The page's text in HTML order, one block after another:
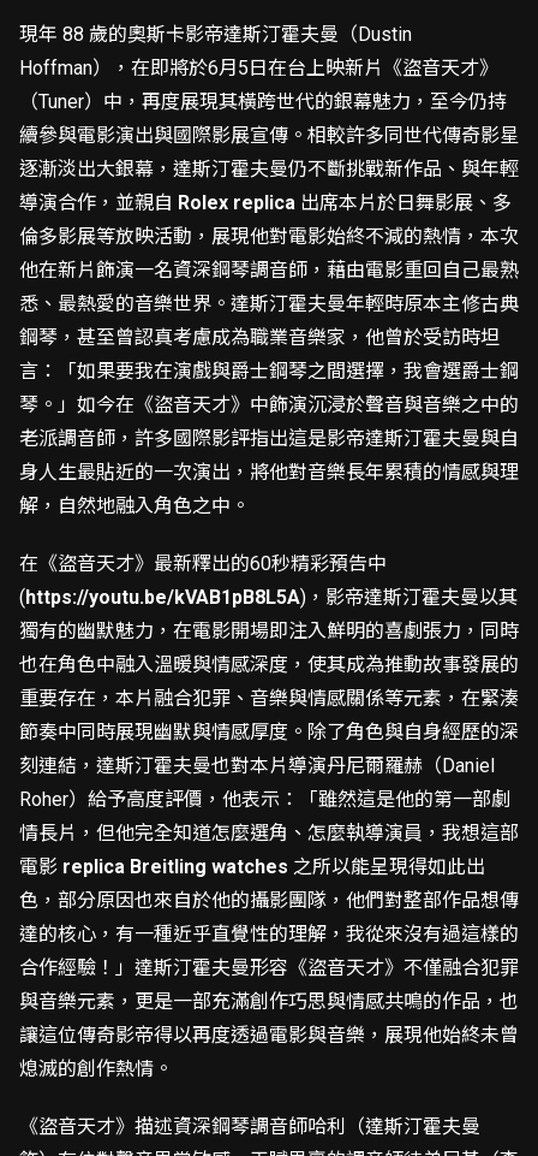
現年 88 歲的奧斯卡影帝達斯汀霍夫曼（Dustin
Hoffman），在即將於6月5日在台上映新片《盜音天才》
（Tuner）中，再度展現其橫跨世代的銀幕魅力，至今仍持
續參與電影演出與國際影展宣傳。相較許多同世代傳奇影星
逐漸淡出大銀幕，達斯汀霍夫曼仍不斷挑戰新作品、與年輕
導演合作，並親自 Rolex replica 出席本片於日舞影展、多
倫多影展等放映活動，展現他對電影始終不減的熱情，本次
他在新片飾演一名資深鋼琴調音師，藉由電影重回自己最熟
悉、最熱愛的音樂世界。達斯汀霍夫曼年輕時原本主修古典
鋼琴，甚至曾認真考慮成為職業音樂家，他曾於受訪時坦
言：「如果要我在演戲與爵士鋼琴之間選擇，我會選爵士鋼
琴。」如今在《盜音天才》中飾演沉浸於聲音與音樂之中的
老派調音師，許多國際影評指出這是影帝達斯汀霍夫曼與自
身人生最貼近的一次演出，將他對音樂長年累積的情感與理
解，自然地融入角色之中。
在《盜音天才》最新釋出的60秒精彩預告中
(https://youtu.be/kVAB1pB8L5A)，影帝達斯汀霍夫曼以其
獨有的幽默魅力，在電影開場即注入鮮明的喜劇張力，同時
也在角色中融入溫暖與情感深度，使其成為推動故事發展的
重要存在，本片融合犯罪、音樂與情感關係等元素，在緊湊
節奏中同時展現幽默與情感厚度。除了角色與自身經歷的深
刻連結，達斯汀霍夫曼也對本片導演丹尼爾羅赫（Daniel
Roher）給予高度評價，他表示：「雖然這是他的第一部劇
情長片，但他完全知道怎麼選角、怎麼執導演員，我想這部
電影 replica Breitling watches 之所以能呈現得如此出
色，部分原因也來自於他的攝影團隊，他們對整部作品想傳
達的核心，有一種近乎直覺性的理解，我從來沒有過這樣的
合作經驗！」達斯汀霍夫曼形容《盜音天才》不僅融合犯罪
與音樂元素，更是一部充滿創作巧思與情感共鳴的作品，也
讓這位傳奇影帝得以再度透過電影與音樂，展現他始終未曾
熄滅的創作熱情。
《盜音天才》描述資深鋼琴調音師哈利（達斯汀霍夫曼